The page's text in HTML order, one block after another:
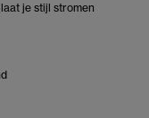
je stijl stromen